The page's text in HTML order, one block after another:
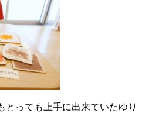
とっても上手に出来ていたゆり